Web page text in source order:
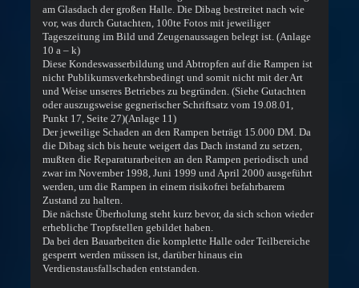
am Glasdach der großen Halle. Die Dibag bestreitet nach wie
vor, was durch Gutachten, 100te Fotos mit jeweiliger
Tageszeitung im Bild und Zeugenaussagen belegt ist. (Anlage
10 a – k)
Diese Kondeswasserbildung und Abtropfen auf die Rampen ist
nicht Publikumsverkehrsbedingt und somit nicht mit der Art
und Weise unseres Betriebes zu begründen. (Siehe Gutachten
oder auszugsweise gegnerischer Schriftsatz vom 19.08.01,
Punkt 17, Seite 27)(Anlage 11)
Der jeweilige Schaden an den Rampen beträgt 15.000 DM. Da
die Dibag sich bis heute weigert das Dach instand zu setzen,
mußten die Reparaturarbeiten an den Rampen periodisch und
zwar im November 1998, Juni 1999 und April 2000 ausgeführt
werden, um die Rampen in einem risikofrei befahrbarem
Zustand zu halten.
Die nächste Überholung steht kurz bevor, da sich schon wieder
erhebliche Tropfstellen gebildet haben.
Da bei den Bauarbeiten die komplette Halle oder Teilbereiche
gesperrt werden müssen ist, darüber hinaus ein
Verdienstausfallschaden entstanden.